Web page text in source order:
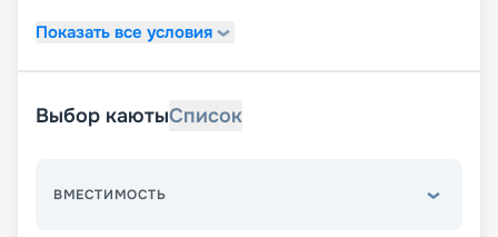
Показать все условия
Выбор каютыСписок
ВМЕСТИМОСТЬ